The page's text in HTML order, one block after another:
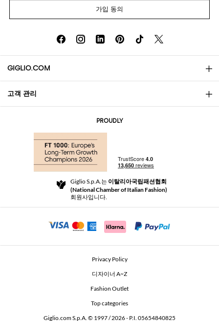
가입 동의
GIGLIO.COM
소개
Community Store
Beauty Seekers VIP Club
고객 관리
반품 및 환불
For a safe shopping experience
Security Communication
PROUDLY
Giglio S.p.A.는 이탈리아국립패션협회
(National Chamber of Italian Fashion)
회원사입니다.
Privacy Policy
디자이너 A~Z
Fashion Outlet
Top categories
Giglio.com S.p.A. © 1997 / 2026 - P.I. 05654840825